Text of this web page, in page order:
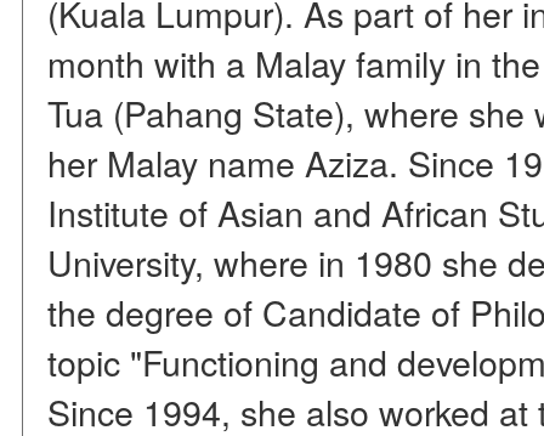
(Kuala Lumpur). As part of her
month with a Malay family in
Tua (Pahang State), where
her Malay name Aziza. Since
Institute of Asian and African
University, where in 1980 she
the degree of Candidate of
topic "Functioning and
Since 1994, she also worked